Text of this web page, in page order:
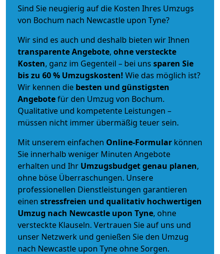
Sind Sie neugierig auf die Kosten Ihres Umzugs
von Bochum nach Newcastle upon Tyne?
Wir sind es auch und deshalb bieten wir Ihnen
transparente Angebote, ohne versteckte
Kosten, ganz im Gegenteil – bei uns sparen Sie
bis zu 60 % Umzugskosten! Wie das möglich ist?
Wir kennen die besten und günstigsten
Angebotefür den Umzug von Bochum.
Qualitative und kompetente Leistungen –
müssen nicht immer übermäßig teuer sein.
Mit unserem einfachen Online-Formular können
Sie innerhalb weniger Minuten Angebote
erhalten und Ihr Umzugsbudgetgenau planen,
ohne böse Überraschungen. Unsere
professionellen Dienstleistungen garantieren
einen stressfreien und qualitativ hochwertigen
Umzug nach Newcastle upon Tyne, ohne
versteckte Klauseln. Vertrauen Sie auf uns und
unser Netzwerk und genießen Sie den Umzug
nach Newcastle upon Tyne ohne Sorgen.